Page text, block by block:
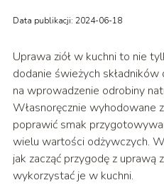
Data publikacji: 2024-06-18
Uprawa ziół w kuchni to nie
dodanie świeżych
na wprowadzenie odrobiny
Własnoręcznie wyhodowane
poprawić smak
wielu wartości odżywczych.
jak zacząć przygodę z uprawą
wykorzystać je w kuchni.